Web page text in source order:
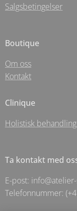
Salgsbetingelser
Boutique
Om oss
Kontakt
Clinique
Holistisk behandling
Ta kontakt med
E-post:
Telefonnummer: